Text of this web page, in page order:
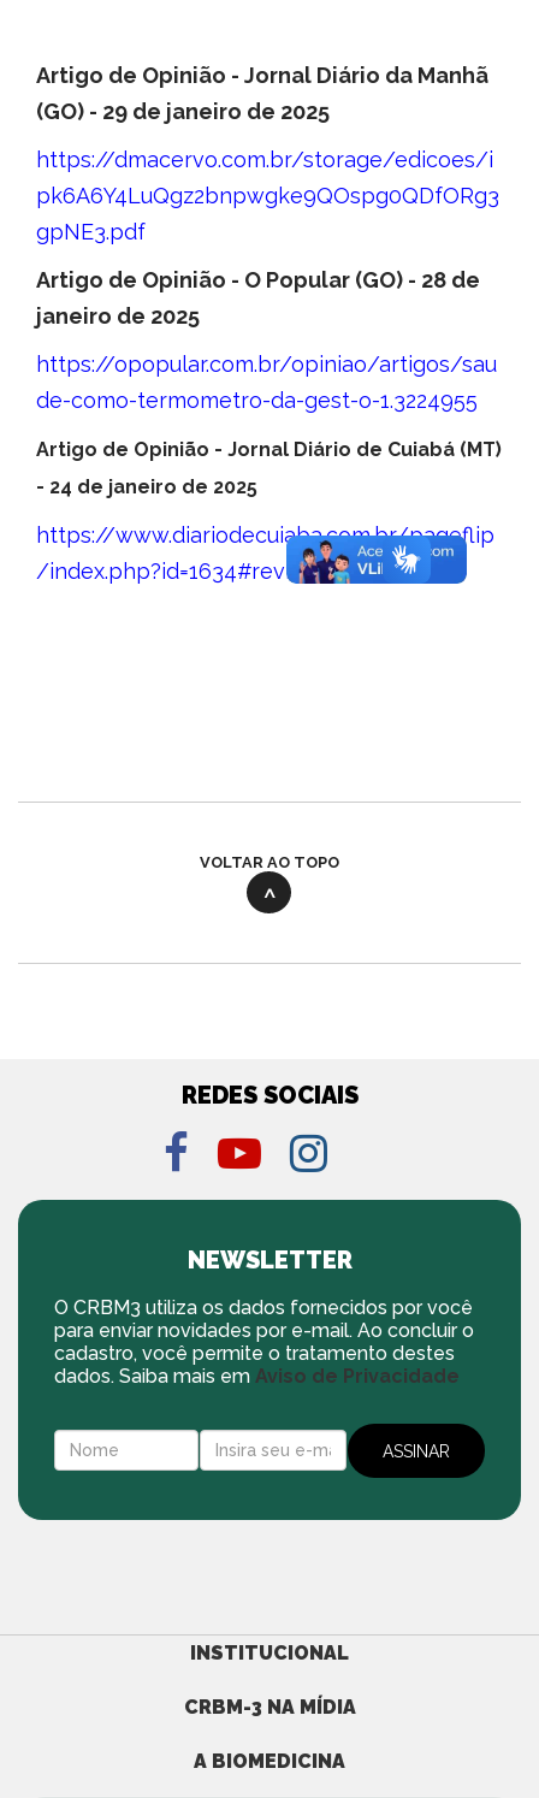
Artigo de Opinião - Jornal Diário da Manhã
(GO) - 29 de janeiro de 2025
https://dmacervo.com.br/storage/edicoes/i
pk6A6Y4LuQgz2bnpwgke9QOspg0QDfORg3
gpNE3.pdf
Artigo de Opinião - O Popular (GO) - 28 de
janeiro de 2025
https://opopular.com.br/opiniao/artigos/sau
de-como-termometro-da-gest-o-1.3224955
Artigo de Opinião - Jornal Diário de Cuiabá (MT)
- 24 de janeiro de 2025
https://www.diariodecuiaba.com.br/pageflip
/index.php?id=1634#revista/page2
VOLTAR AO TOPO
REDES SOCIAIS
NEWSLETTER
O CRBM3 utiliza os dados fornecidos por você
para enviar novidades por e-mail. Ao concluir o
cadastro, você permite o tratamento destes
dados. Saiba mais em Aviso de Privacidade
INSTITUCIONAL
CRBM-3 NA MÍDIA
A BIOMEDICINA